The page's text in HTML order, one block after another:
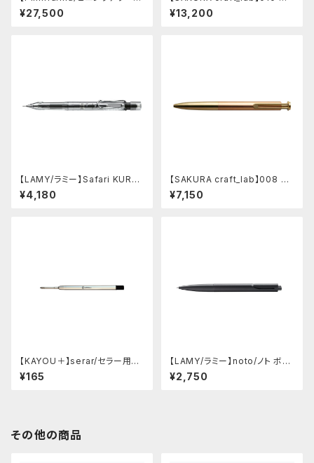
ナ】Speedform (チタン)
¥27,500
ルインキボールペン (ハンマート
ーン チャコール)
¥13,200
【LAMY/ラミー】Safari KURU
TOGA inside シャープペンシ
ル (ビスタ)
¥4,180
【SAKURA craft_lab】008 ゲ
ルインキボールペン (アシッドピ
ンク)
¥7,150
【KAYOU＋】serar/セラー用リ
フィル
¥165
【LAMY/ラミー】noto/ノト ボー
ルペン・限定色 (オールブラック)
¥2,750
その他の商品